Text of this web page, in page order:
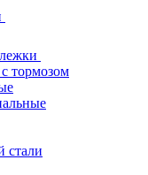
тормозом
стали